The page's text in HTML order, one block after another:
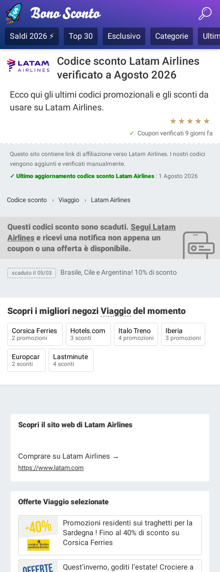
Saldi 2026 ⚡ Top 30 Esclusivo Categorie
Codice sconto Latam Airlines
verificato a Agosto 2026
Ecco qui gli ultimi codici promozionali e gli sconti da
usare su Latam Airlines.
★
★
★
★
★
Coupon verificati 9 giorni fa
Questo sito contiene link di affiliazione verso Latam Airlines. I nostri codici
vengono aggiunti e verificati manualmente.
✓ Ultimo aggiornamento codice sconto Latam Airlines : 1 Agosto 2026
Codice sconto › Viaggio › Latam Airlines
Questi codici sconto sono scaduti. Segui Latam
Airlines e ricevi una notifica non appena un
coupon o una offerta è disponibile.
scaduto il 05/03 Brasile, Cile e Argentina! 10% di sconto
Scopri i migliori negozi Viaggiodel momento
Corsica Ferries
2 promozioni
Hotels.com
3 sconti
Italo Treno
4 promozioni
Iberia
3 promozioni
Europcar
2 sconti
Lastminute
4 sconti
Scopri il sito web di Latam Airlines
Comprare su Latam Airlines →
https://www.latam.com
Offerte Viaggio selezionate
Promozioni residenti sui traghetti per la
Sardegna ! Fino al 40% di sconto su
Corsica Ferries
Quest’inverno, goditi l’estate! Crociere a